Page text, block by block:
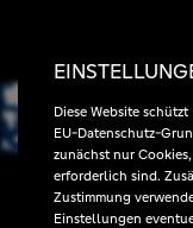
Diese Website
EU-Datenschutz-
zunächst nur
erforderlich sind.
Zustimmung
Einstellungen